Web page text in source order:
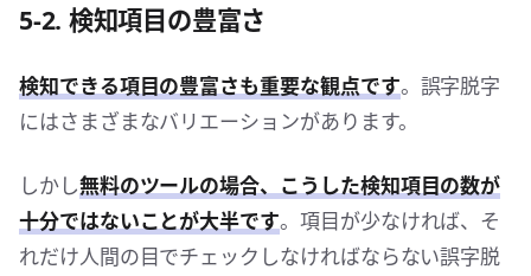
5-2. 検知項目の豊富さ
検知できる項目の豊富さも重要な観点です。誤字脱字
にはさまざまなバリエーションがあります。
しかし無料のツールの場合、こうした検知項目の数が
十分ではないことが大半です。項目が少なければ、そ
れだけ人間の目でチェックしなければならない誤字脱